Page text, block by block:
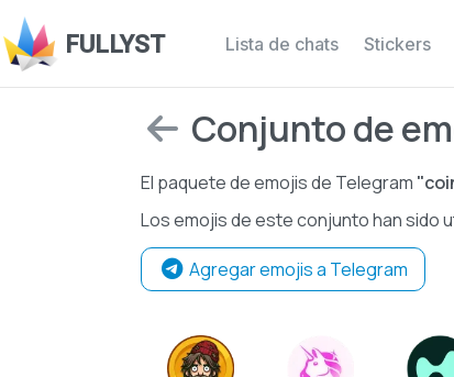
FULLYST Lista de chats Stickers
Conjunto de
El paquete de emojis de Telegram
Los emojis de este conjunto han sido
Agregar emojis a Telegram